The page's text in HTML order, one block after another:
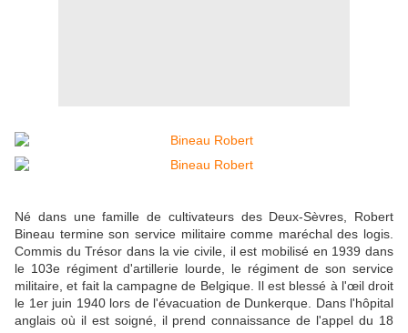
Né dans une famille de cultivateurs des Deux-Sèvres, Robert
Bineau termine son service militaire comme maréchal des logis.
Commis du Trésor dans la vie civile, il est mobilisé en 1939 dans
le 103e régiment d'artillerie lourde, le régiment de son service
militaire, et fait la campagne de Belgique. Il est blessé à l'œil droit
le 1er juin 1940 lors de l'évacuation de Dunkerque. Dans l'hôpital
anglais où il est soigné, il prend connaissance de l'appel du 18